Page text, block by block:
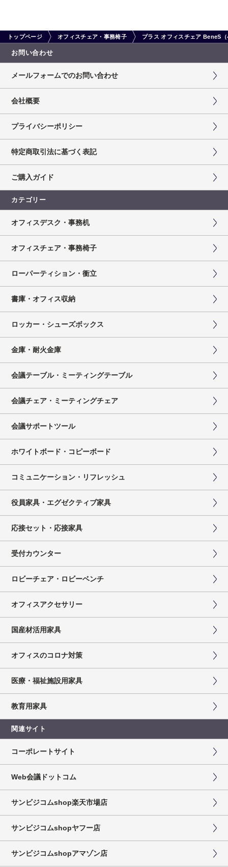
トップページ オフィスチェア・事務椅子 プラス オフィスチェア BeneS
お問い合わせ
メールフォームでのお問い合わせ
会社概要
プライバシーポリシー
特定商取引法に基づく表記
ご購入ガイド
カテゴリー
オフィスデスク・事務机
オフィスチェア・事務椅子
ローパーティション・衝立
書庫・オフィス収納
ロッカー・シューズボックス
金庫・耐火金庫
会議テーブル・ミーティングテーブル
会議チェア・ミーティングチェア
会議サポートツール
ホワイトボード・コピーボード
コミュニケーション・リフレッシュ
役員家具・エグゼクティブ家具
応接セット・応接家具
受付カウンター
ロビーチェア・ロビーベンチ
オフィスアクセサリー
国産材活用家具
オフィスのコロナ対策
医療・福祉施設用家具
教育用家具
関連サイト
コーポレートサイト
Web会議ドットコム
サンビジコムshop楽天市場店
サンビジコムshopヤフー店
サンビジコムshopアマゾン店